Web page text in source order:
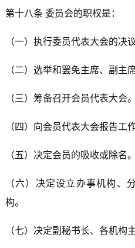
第十八条 委员会的职权是：
（一）执行委员代表大会的决
（二）选举和罢免主席、副主
（三）筹备召开会员代表大会。
（四）向会员代表大会报告工
（五）决定会员的吸收或除名。
（六）决定设立办事机构、
构。
（七）决定副秘书长、各机构